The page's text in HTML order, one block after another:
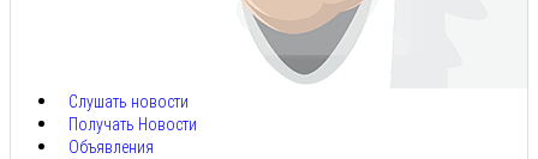
Слушать новости
Получать Новости
Объявления